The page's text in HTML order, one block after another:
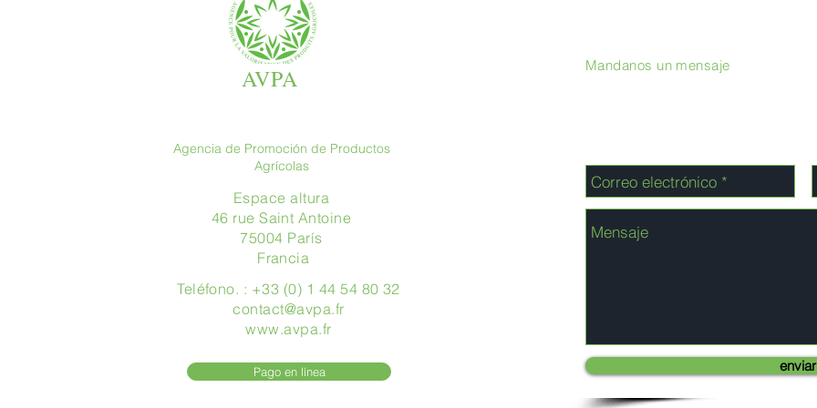
AVPA
Agencia de Promoción de Productos
Agrícolas
Espace altura
46 rue Saint Antoine
75004 París
​ Francia
Teléfono. : +33 (0) 1 44 54 80 32
contact@avpa.fr
www.avpa.fr
Pago en línea
Mandanos un mensaje